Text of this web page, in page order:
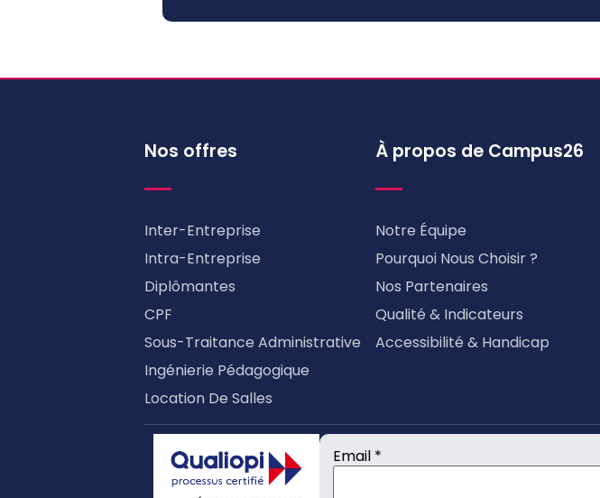
Nos offres
Inter-Entreprise
Intra-Entreprise
Diplômantes
CPF
Sous-Traitance Administrative
Ingénierie Pédagogique
Location De Salles
À propos de Campus26
Notre Équipe
Pourquoi Nous Choisir ?
Nos Partenaires
Qualité & Indicateurs
Accessibilité & Handicap
Email *